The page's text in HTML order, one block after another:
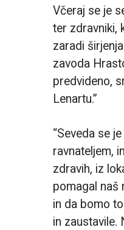
Včeraj se je
ter zdravniki,
zaradi
zavoda
predvideno,
Lenartu.”
“Seveda se
ravnateljem,
zdravih, iz
pomagal naš
in da bomo
in zaustavile.